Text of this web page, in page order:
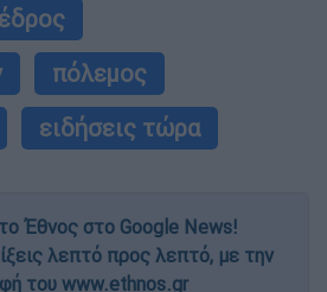
πόλεμος
ειδήσεις τώρα
Έθνος στο Google News!
λεπτό προς λεπτό, με την
του www.ethnos.gr